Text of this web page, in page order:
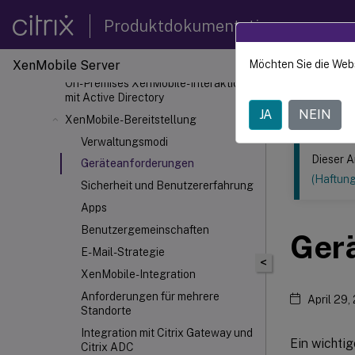
Produktdokumentation
XenMobile Server
Citrix Gateway Connector für Exchange
ActiveSync
Erweiterte Konzepte
On-Premises XenMobile-Interaktion
mit Active Directory
XenMobile-Bereitstellung
Verwaltungsmodi
Geräteanforderungen
Sicherheit und Benutzererfahrung
Apps
Benutzergemeinschaften
E-Mail-Strategie
XenMobile-Integration
Anforderungen für mehrere
Standorte
Integration mit Citrix Gateway und
Citrix ADC
Dieser Inhalt
<
Dieser
April 29,
Ein
Möchten Sie die
JA NEIN